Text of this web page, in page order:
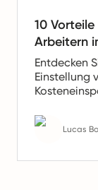
10
Arbeitern
Entdecken
Einstellung
Remote-
Lucas